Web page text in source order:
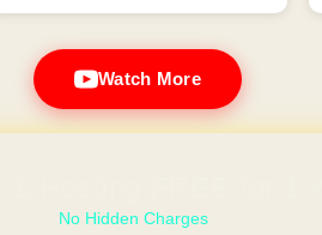
Watch More